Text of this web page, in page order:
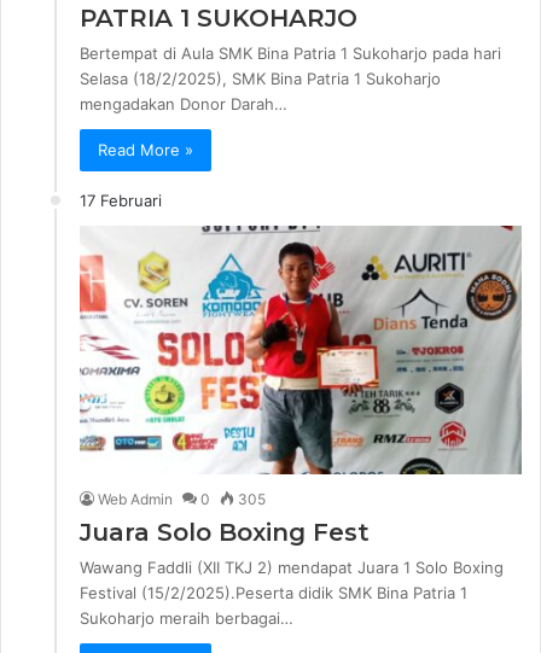
PATRIA 1 SUKOHARJO
Bertempat di Aula SMK Bina Patria 1 Sukoharjo pada hari
Selasa (18/2/2025), SMK Bina Patria 1 Sukoharjo
mengadakan Donor Darah…
Read More »
17 Februari
Web Admin 0 305
Juara Solo Boxing Fest
Wawang Faddli (XII TKJ 2) mendapat Juara 1 Solo Boxing
Festival (15/2/2025).Peserta didik SMK Bina Patria 1
Sukoharjo meraih berbagai…